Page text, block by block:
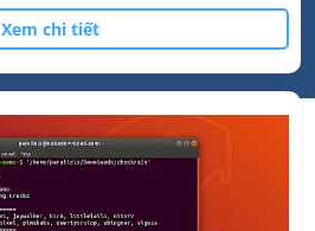
Xem chi tiết